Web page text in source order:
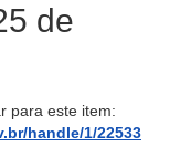
de
para este item:
handle/1/22533